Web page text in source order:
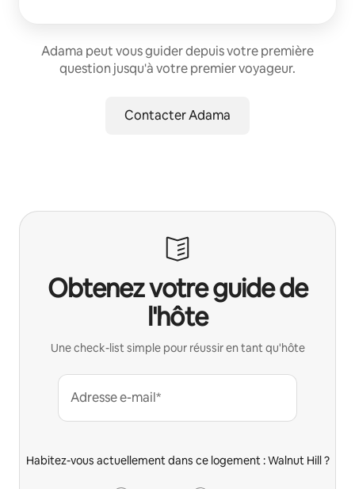
Adama peut vous guider depuis votre première
question jusqu'à votre premier voyageur.
Contacter Adama
Obtenez votre guide de
l'hôte
Une check-list simple pour réussir en tant qu'hôte
Adresse e-mail*
Habitez-vous actuellement dans ce logement : Walnut Hill ?